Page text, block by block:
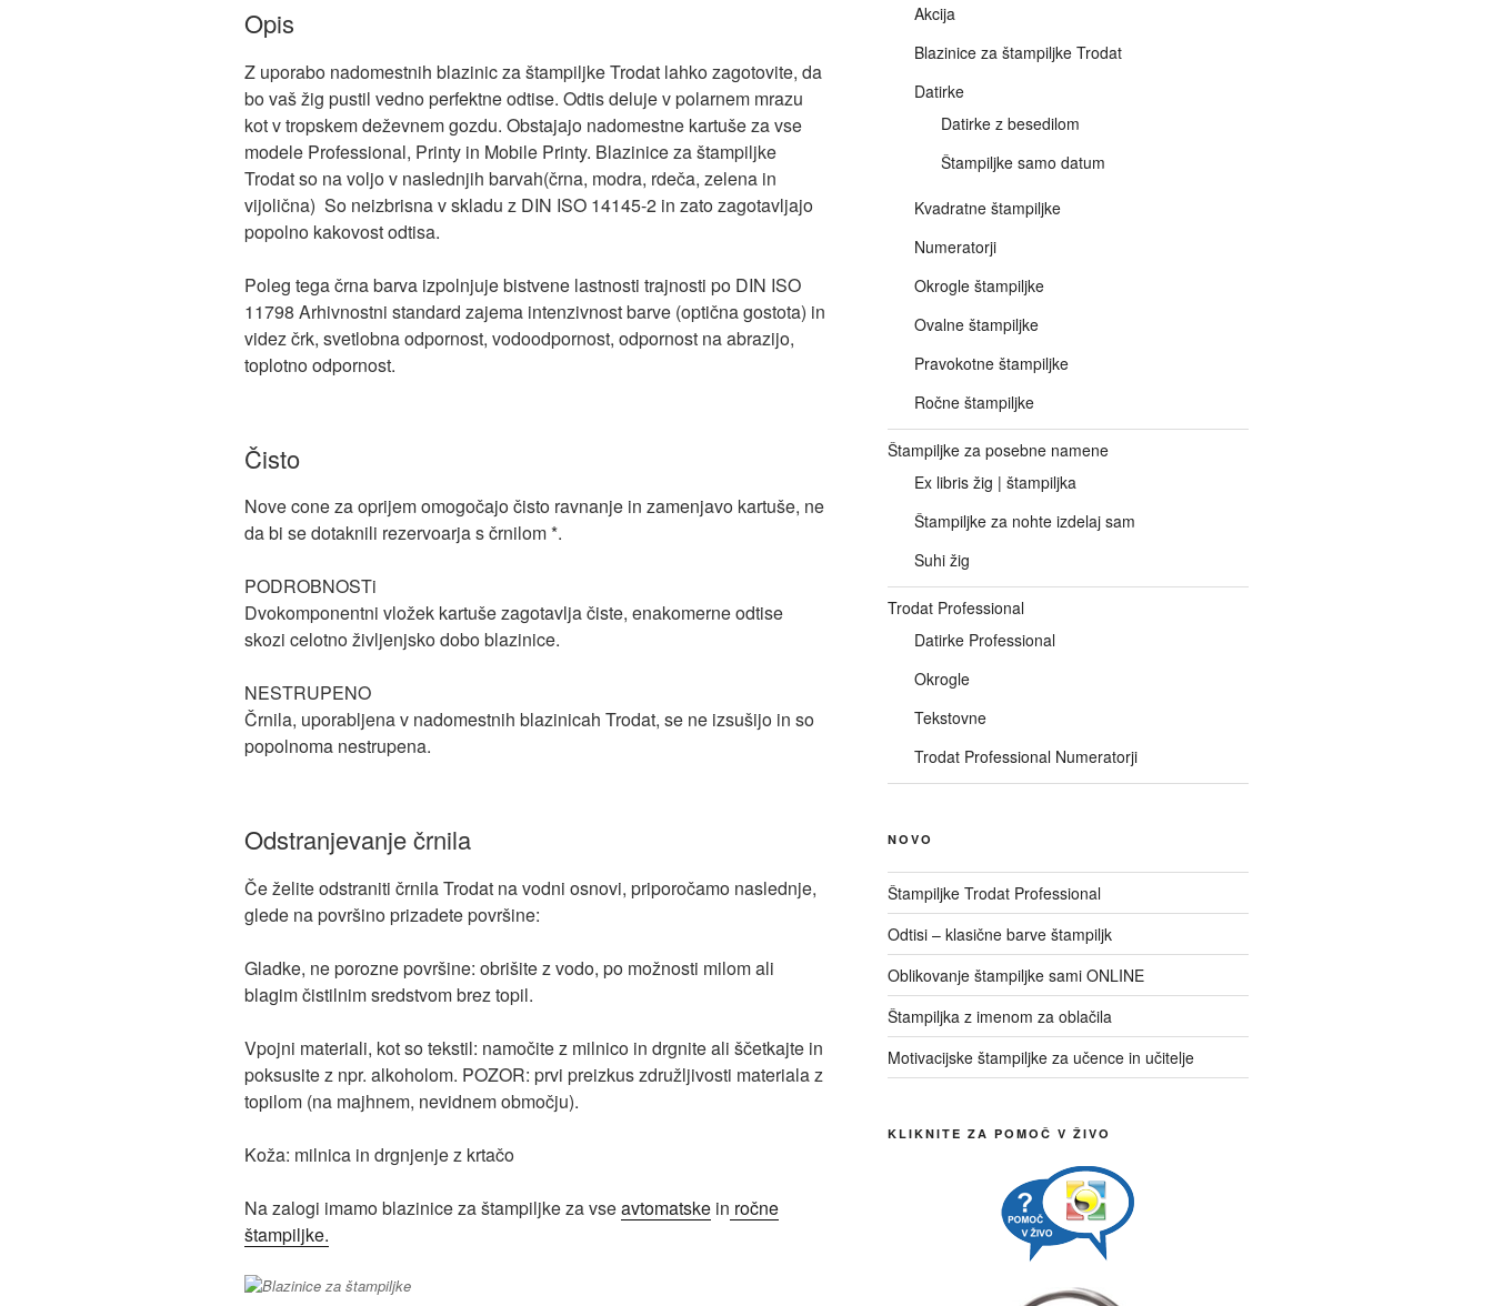
Opis
Z uporabo nadomestnih blazinic za štampiljke Trodat lahko zagotovite, da
bo vaš žig pustil vedno perfektne odtise. Odtis deluje v polarnem mrazu
kot v tropskem deževnem gozdu. Obstajajo nadomestne kartuše za vse
modele Professional, Printy in Mobile Printy. Blazinice za štampiljke
Trodat so na voljo v naslednjih barvah(črna, modra, rdeča, zelena in
vijolična) So neizbrisna v skladu z DIN ISO 14145-2 in zato zagotavljajo
popolno kakovost odtisa.
Poleg tega črna barva izpolnjuje bistvene lastnosti trajnosti po DIN ISO
11798 Arhivnostni standard zajema intenzivnost barve (optična gostota) in
videz črk, svetlobna odpornost, vodoodpornost, odpornost na abrazijo,
toplotno odpornost.
Čisto
Nove cone za oprijem omogočajo čisto ravnanje in zamenjavo kartuše, ne
da bi se dotaknili rezervoarja s črnilom *.
PODROBNOSTi
Dvokomponentni vložek kartuše zagotavlja čiste, enakomerne odtise
skozi celotno življenjsko dobo blazinice.
NESTRUPENO
Črnila, uporabljena v nadomestnih blazinicah Trodat, se ne izsušijo in so
popolnoma nestrupena.
Odstranjevanje črnila
Če želite odstraniti črnila Trodat na vodni osnovi, priporočamo naslednje,
glede na površino prizadete površine:
Gladke, ne porozne površine: obrišite z vodo, po možnosti milom ali
blagim čistilnim sredstvom brez topil.
Vpojni materiali, kot so tekstil: namočite z milnico in drgnite ali ščetkajte in
poksusite z npr. alkoholom. POZOR: prvi preizkus združljivosti materiala z
topilom (na majhnem, nevidnem območju).
Koža: milnica in drgnjenje z krtačo
Na zalogi imamo blazinice za štampiljke za vseavtomatske in ročne
štampiljke.
Akcija
Blazinice za štampiljke Trodat
Datirke
Datirke z besedilom
Štampiljke samo datum
Kvadratne štampiljke
Numeratorji
Okrogle štampiljke
Ovalne štampiljke
Pravokotne štampiljke
Ročne štampiljke
Štampiljke za posebne namene
Ex libris žig | štampiljka
Štampiljke za nohte izdelaj sam
Suhi žig
Trodat Professional
Datirke Professional
Okrogle
Tekstovne
Trodat Professional Numeratorji
NOVO
Štampiljke Trodat Professional
Odtisi – klasične barve štampiljk
Oblikovanje štampiljke sami ONLINE
Štampiljka z imenom za oblačila
Motivacijske štampiljke za učence in učitelje
KLIKNITE ZA POMOČ V ŽIVO